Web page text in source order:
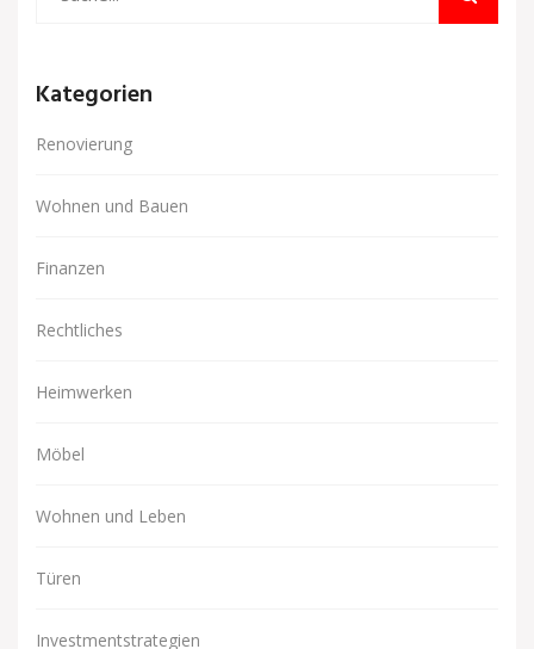
Kategorien
Renovierung
Wohnen und Bauen
Finanzen
Rechtliches
Heimwerken
Möbel
Wohnen und Leben
Türen
Investmentstrategien